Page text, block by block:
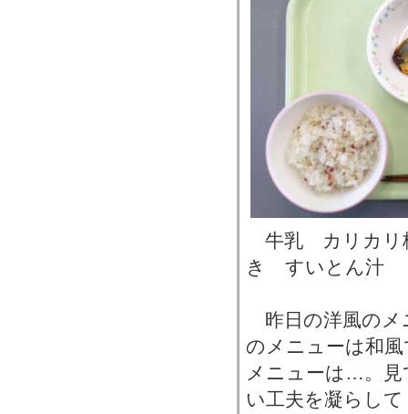
牛乳 カリカリ
き すいとん汁
昨日の洋風のメ
のメニューは和
メニューは…。
い工夫を凝らし